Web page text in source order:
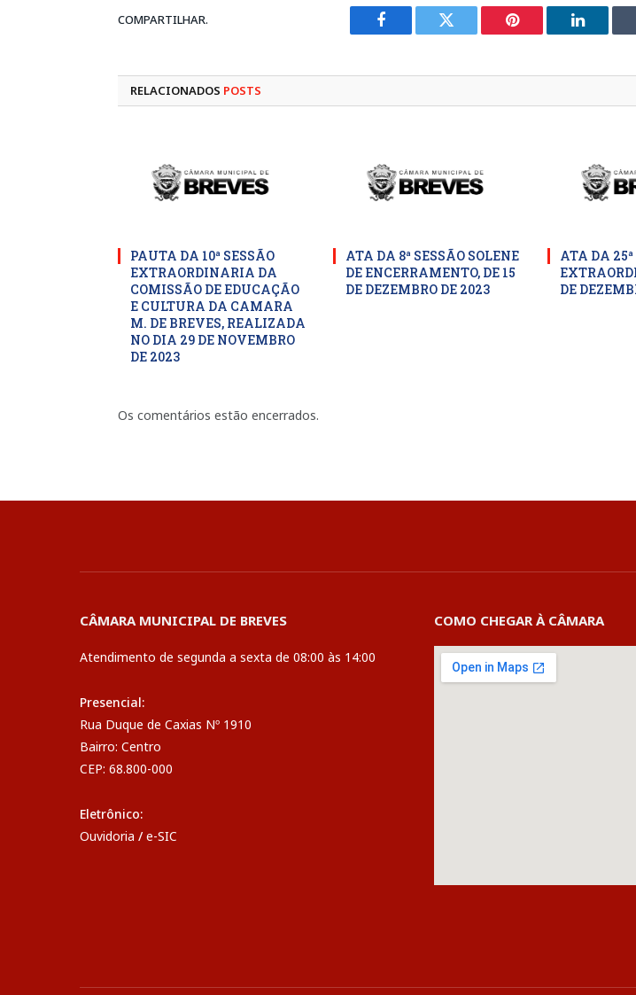
COMPARTILHAR.
Facebook Twitter Pinterest LinkedIn
RELACIONADOS POSTS
PAUTA DA 10ª SESSÃO
EXTRAORDINARIA DA
COMISSÃO DE EDUCAÇÃO
E CULTURA DA CAMARA
M. DE BREVES, REALIZADA
NO DIA 29 DE NOVEMBRO
DE 2023
ATA DA 8ª SESSÃO SOLENE
DE ENCERRAMENTO, DE 15
DE DEZEMBRO DE 2023
ATA DA 25ª
DE
Os comentários estão encerrados.
CÂMARA MUNICIPAL DE BREVES
Atendimento de segunda a sexta de 08:00 às 14:00
Presencial:
Rua Duque de Caxias Nº 1910
Bairro: Centro
CEP: 68.800-000
Eletrônico:
Ouvidoria / e-SIC
COMO CHEGAR À CÂMARA